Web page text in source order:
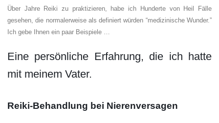
Über Jahre Reiki zu praktizieren, habe ich Hunderte von Heil Fälle
gesehen, die normalerweise als definiert würden “medizinische Wunder.”
Ich gebe Ihnen ein paar Beispiele …
Eine persönliche Erfahrung, die ich hatte
mit meinem Vater.
Reiki-Behandlung bei Nierenversagen